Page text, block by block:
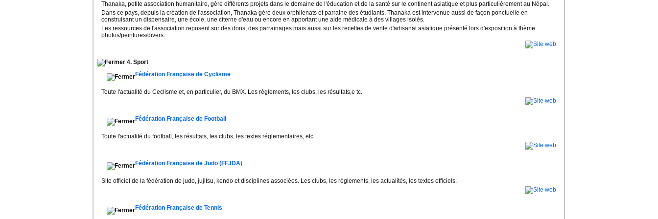
Thanaka, petite association humanitaire, gère différents projets dans le domaine de l'éducation et de la santé sur le continent asiatique et plus particulièrement au Népal.
Dans ce pays, depuis la création de l'association, Thanaka gère deux orphilenats et parraine des étudiants. Thanaka est intervenue aussi de façon ponctuelle en
construisant un dispensaire, une école, une citerne d'eau ou encore en apportant une aide médicale à des villages isolés.
Les ressources de l'association reposent sur des dons, des parrainages mais aussi sur les recettes de vente d'artisanat asiatique présenté lors d'exposition à thème
photos/peintures/divers.
4. Sport
Fédération Française de Cyclisme
Toute l'actualité du Ceclisme et, en particulier, du BMX. Les réglements, les clubs, les résultats,e tc.
Fédération Française de Football
Toute l'actualité du football, les résultats, les clubs, les textes réglementaires, etc.
Fédération Française de Judo (FFJDA)
Site officiel de la fédération de judo, jujitsu, kendo et disciplines associées. Les clubs, les règlements, les actualités, les textes officiels.
Fédération Française de Tennis